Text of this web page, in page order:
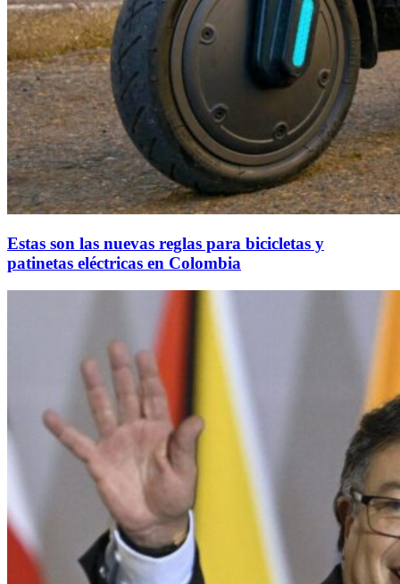
Estas son las nuevas reglas para bicicletas y
patinetas eléctricas en Colombia